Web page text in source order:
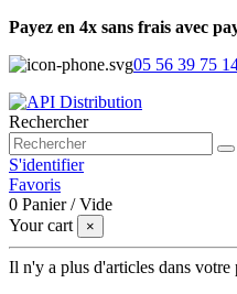
Payez en 4x sans frais avec
05 56 39 75
Rechercher
S'identifier
Favoris
0 Panier /Vide
Your cart
×
Il n'y a plus d'articles dans votre